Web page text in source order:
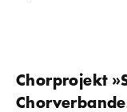
Chorprojekt